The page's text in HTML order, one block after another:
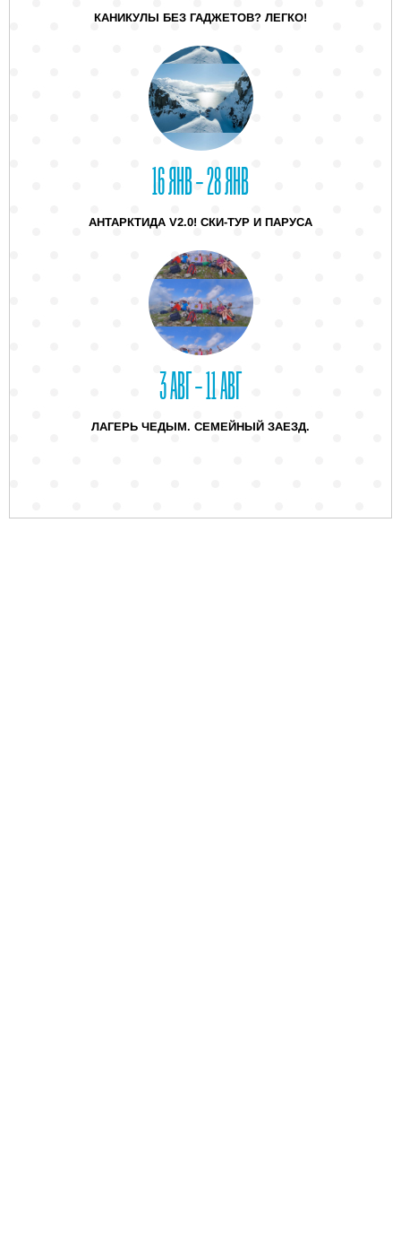
КАНИКУЛЫ БЕЗ ГАДЖЕТОВ? ЛЕГКО!
16 ЯНВ – 28 ЯНВ
АНТАРКТИДА V2.0! СКИ-ТУР И ПАРУСА
3 АВГ – 11 АВГ
ЛАГЕРЬ ЧЕДЫМ. СЕМЕЙНЫЙ ЗАЕЗД.